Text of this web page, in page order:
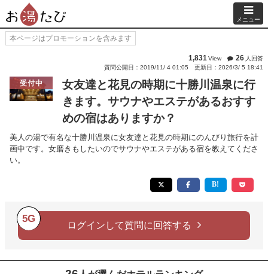
メニュー
本ページはプロモーションを含みます
1,831View 26 人回答
質問公開日：2019/11/ 4 01:05
更新日：2026/3/ 5 18:41
受付中
女友達と花見の時期に十勝川温泉に行
きます。サウナやエステがあるおすす
めの宿はありますか？
美人の湯で有名な十勝川温泉に女友達と花見の時期にのんびり旅行を計
画中です。女磨きもしたいのでサウナやエステがある宿を教えてくださ
い。
5G
ログインして質問に回答する